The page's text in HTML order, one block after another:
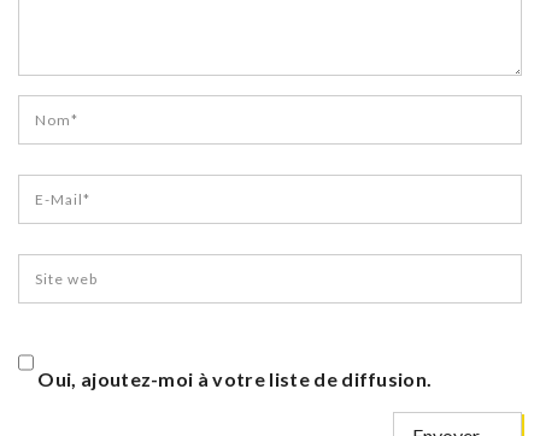
Oui, ajoutez-moi à votre liste de diffusion.